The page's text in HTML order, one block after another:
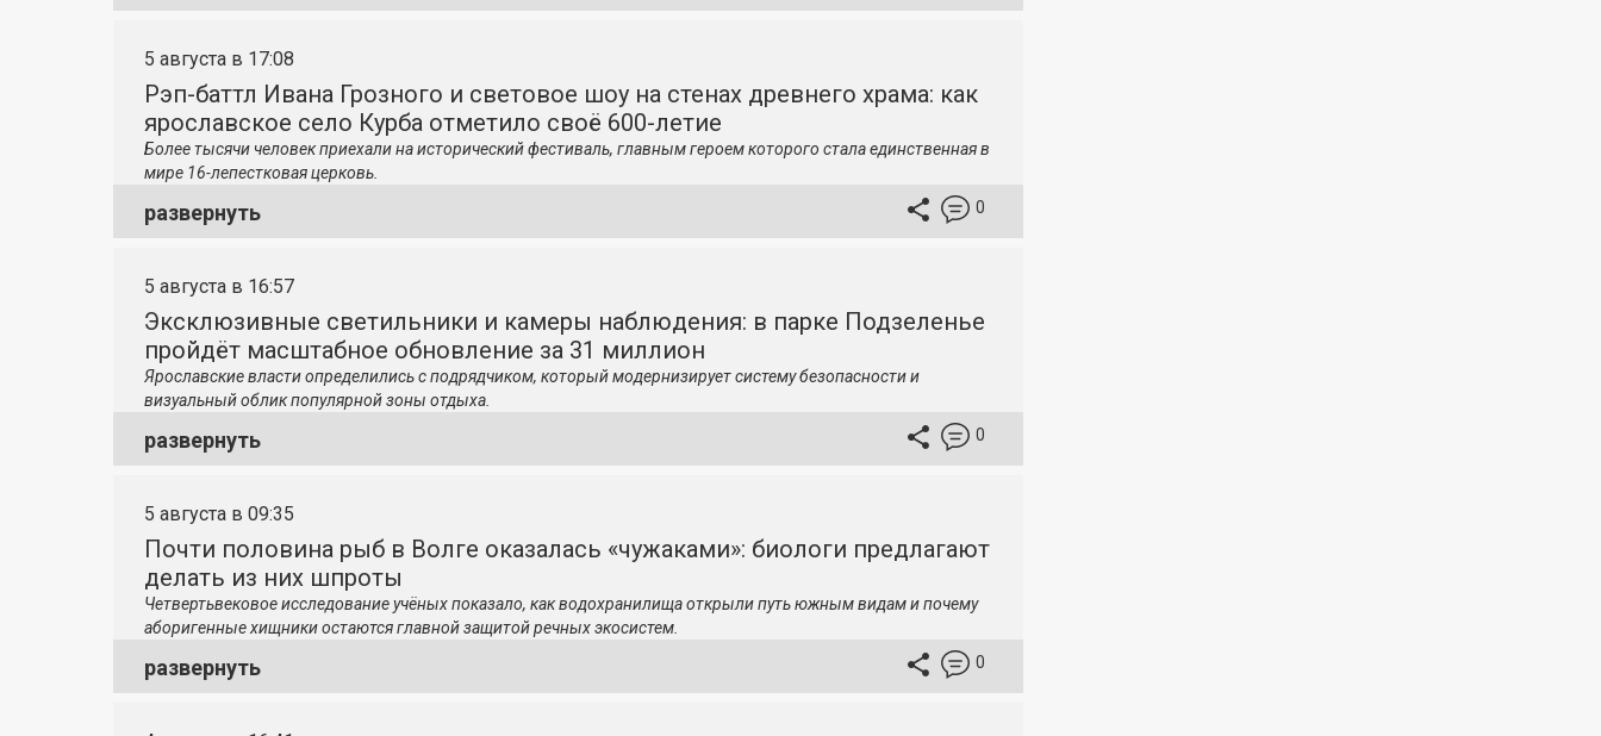
5 августа в 17:08
Рэп-баттл Ивана Грозного и световое шоу на стенах древнего храма: как
ярославское село Курба отметило своё 600-летие
Более тысячи человек приехали на исторический фестиваль, главным героем которого стала единственная в
мире 16-лепестковая церковь.
развернуть 0
5 августа в 16:57
Эксклюзивные светильники и камеры наблюдения: в парке Подзеленье
пройдёт масштабное обновление за 31 миллион
Ярославские власти определились с подрядчиком, который модернизирует систему безопасности и
визуальный облик популярной зоны отдыха.
развернуть 0
5 августа в 09:35
Почти половина рыб в Волге оказалась «чужаками»: биологи предлагают
делать из них шпроты
Четвертьвековое исследование учёных показало, как водохранилища открыли путь южным видам и почему
аборигенные хищники остаются главной защитой речных экосистем.
развернуть 0